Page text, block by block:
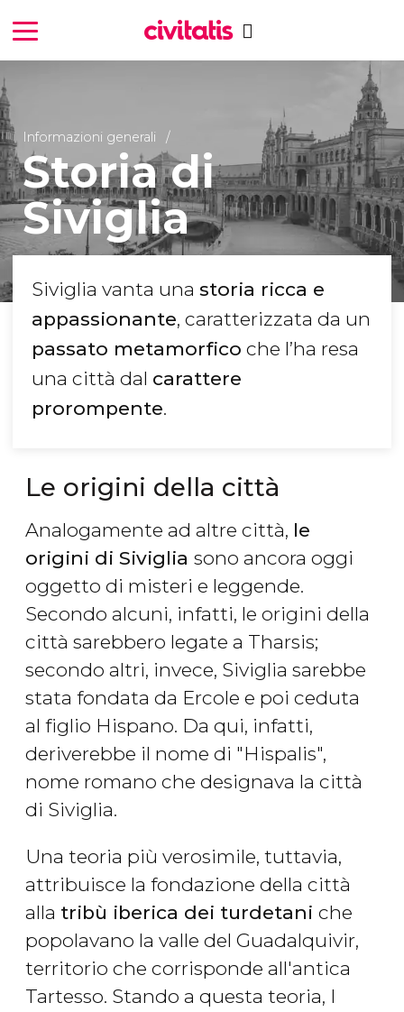
Informazioni generali
Storia di
Siviglia
Siviglia vanta una storia ricca e
appassionante, caratterizzata da un
passato metamorfico che l’ha resa
una città dal carattere
prorompente.
Le origini della città
Analogamente ad altre città, le
origini di Siviglia sono ancora oggi
oggetto di misteri e leggende.
Secondo alcuni, infatti, le origini della
città sarebbero legate a Tharsis;
secondo altri, invece, Siviglia sarebbe
stata fondata da Ercole e poi ceduta
al figlio Hispano. Da qui, infatti,
deriverebbe il nome di "Hispalis",
nome romano che designava la città
di Siviglia.
Una teoria più verosimile, tuttavia,
attribuisce la fondazione della città
alla tribù iberica dei turdetani che
popolavano la valle del Guadalquivir,
territorio che corrisponde all'antica
Tartesso. Stando a questa teoria, I